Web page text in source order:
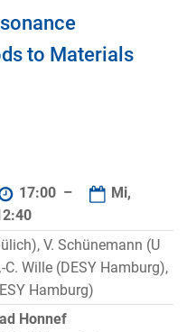
to Materials
17:00 –
Mi,
V. Schünemann (U
C. Wille (DESY Hamburg),
Hamburg)
Honnef